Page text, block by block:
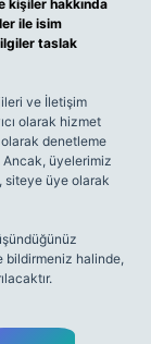
kişiler hakkında
ile isim
taslak
ve İletişim
olarak hizmet
denetleme
Ancak, üyelerimiz
siteye üye olarak
bildirmeniz halinde,